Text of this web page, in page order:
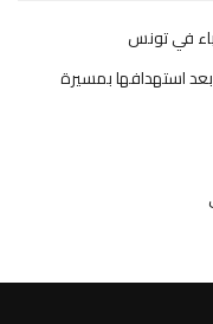
بعد استهدافها بمسيرة